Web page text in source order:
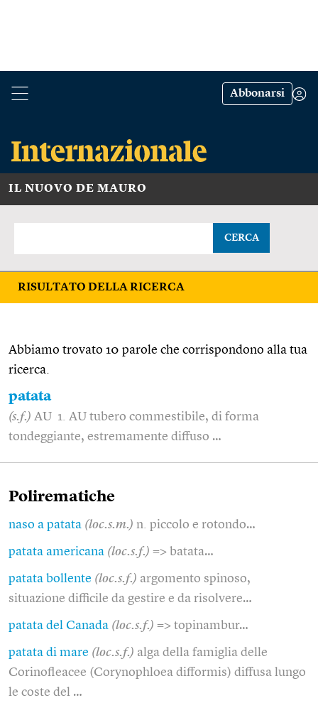
Abbonarsi
IL NUOVO DE MAURO
CERCA
RISULTATO DELLA RICERCA
Abbiamo trovato 10 parole che corrispondono alla tua
ricerca.
patata
(s.f.) AU 1. AU tubero commestibile, di forma
tondeggiante, estremamente diffuso …
Polirematiche
naso a patata (loc.s.m.) n. piccolo e rotondo…
patata americana (loc.s.f.) => batata…
patata bollente (loc.s.f.) argomento spinoso,
situazione difficile da gestire e da risolvere…
patata del Canada (loc.s.f.) => topinambur…
patata di mare (loc.s.f.) alga della famiglia delle
Corinofleacee (Corynophloea difformis) diffusa lungo
le coste del …